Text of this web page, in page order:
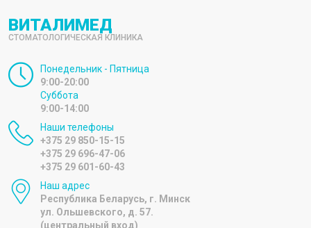
ВИТАЛИМЕД
СТОМАТОЛОГИЧЕСКАЯ КЛИНИКА
Понедельник - Пятница
9:00-20:00
Суббота
9:00-14:00
Наши телефоны
+375 29 850-15-15
+375 29 696-47-06
+375 29 601-60-43
Наш адрес
Республика Беларусь, г. Минск
ул. Ольшевского, д. 57.
(центральный вход)